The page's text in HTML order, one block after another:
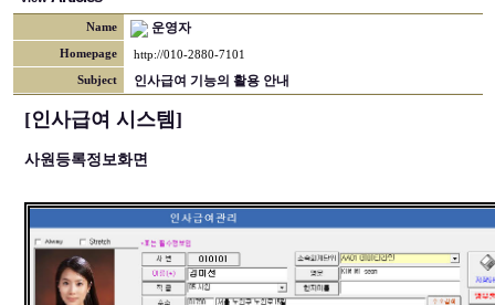
Name 운영자
Homepage http://010-2880-7101
Subject 인사급여 기능의 활용 안내
[인사급여 시스템]
사원등록정보화면